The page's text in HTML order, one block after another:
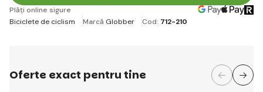
Plăți online sigure
Biciclete de ciclism
Marcă Globber Cod: 712-210
Oferte exact pentru tine